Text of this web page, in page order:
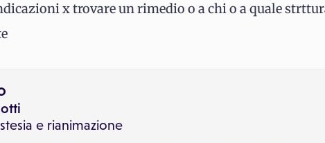
x trovare un rimedio o a chi o a quale
e rianimazione